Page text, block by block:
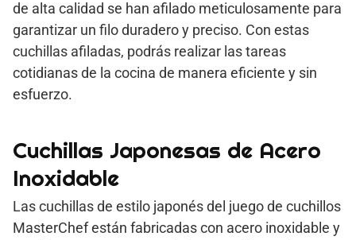
de alta calidad se han afilado meticulosamente para
garantizar un filo duradero y preciso. Con estas
cuchillas afiladas, podrás realizar las tareas
cotidianas de la cocina de manera eficiente y sin
esfuerzo.
Cuchillas Japonesas de Acero
Inoxidable
Las cuchillas de estilo japonés del juego de cuchillos
MasterChef están fabricadas con acero inoxidable y